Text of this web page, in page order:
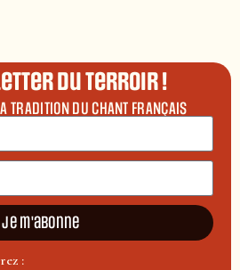
du terroir !
TRADITION DU CHANT FRANÇAIS
Je m'abonne
: